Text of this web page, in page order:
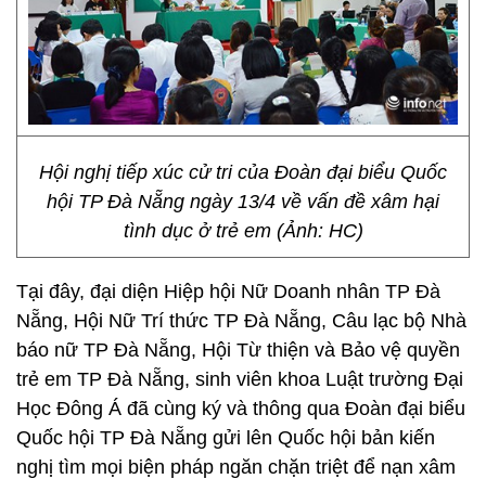
Hội nghị tiếp xúc cử tri của Đoàn đại biểu Quốc
hội TP Đà Nẵng ngày 13/4 về vấn đề xâm hại
tình dục ở trẻ em (Ảnh: HC)
Tại đây, đại diện Hiệp hội Nữ Doanh nhân TP Đà
Nẵng, Hội Nữ Trí thức TP Đà Nẵng, Câu lạc bộ Nhà
báo nữ TP Đà Nẵng, Hội Từ thiện và Bảo vệ quyền
trẻ em TP Đà Nẵng, sinh viên khoa Luật trường Đại
Học Đông Á đã cùng ký và thông qua Đoàn đại biểu
Quốc hội TP Đà Nẵng gửi lên Quốc hội bản kiến
nghị tìm mọi biện pháp ngăn chặn triệt để nạn xâm